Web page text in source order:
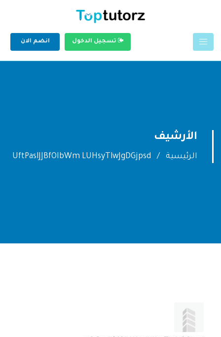
تسجيل الدخول انضم الان
الأرشيف
الرئيسية UftPaslJJBfOIbWm LUHsyTlwJgDGjpsd